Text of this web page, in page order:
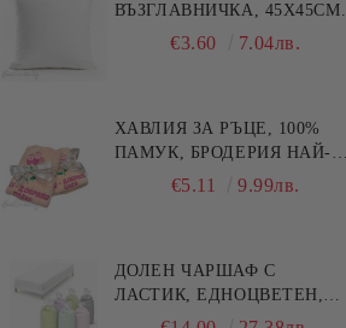
едноцветна, 100% памук,
различни цветове по избор
€4.00 7.82лв.
ВЪЗГЛАВНИЧКА, 45X45СМ.
€3.60 7.04лв.
ХАВЛИЯ ЗА РЪЦЕ, 100%
ПАМУК, БРОДЕРИЯ НАЙ-
ДОБАРАТА МАЙКА/БАБА ,
€5.11 9.99лв.
ДОЛЕН ЧАРШАФ С
ЛАСТИК, ЕДНОЦВЕТЕН,
100% ПАМУК, РАЗЛИЧНИ